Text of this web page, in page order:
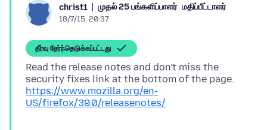
christ1 முதல் 25 பங்களிப்பாளர் மதிப்பீட்டாளர்
18/7/15, 20:37
தீர்வு தேர்ந்தெடுக்கப்பட்டது
Read the release notes and don't miss the
https://www.mozilla.org/en-
US/firefox/39.0/releasenotes/